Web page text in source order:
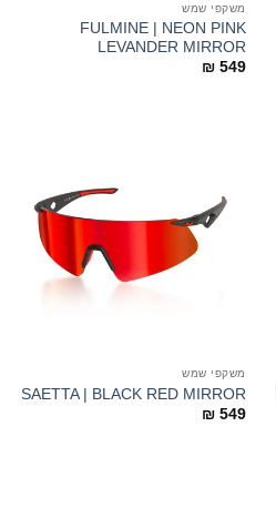
משקפי שמש
FULMINE | NEON PINK
LEVANDER MIRROR
₪ 549
משקפי שמש
SAETTA | BLACK RED MIRROR
₪ 549